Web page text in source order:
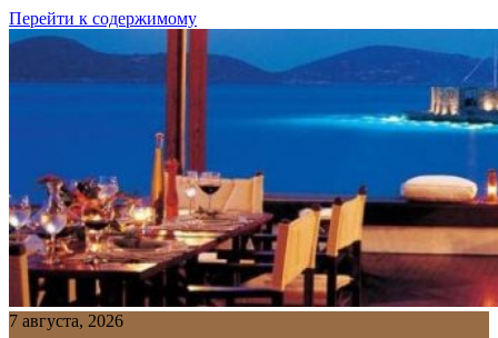
Перейти к содержимому
7 августа, 2026